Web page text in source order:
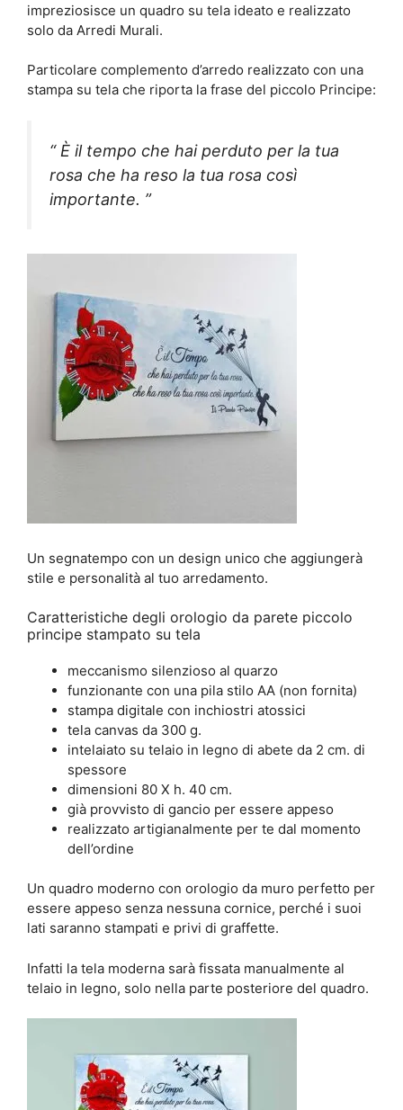
impreziosisce un quadro su tela ideato e realizzato
solo da Arredi Murali.
Particolare complemento d’arredo realizzato con una
stampa su tela che riporta la frase del piccolo Principe:
“ È il tempo che hai perduto per la tua
rosa che ha reso la tua rosa così
importante. ”
Un segnatempo con un design unico che aggiungerà
stile e personalità al tuo arredamento.
Caratteristiche degli orologio da parete piccolo
principe stampato su tela
meccanismo silenzioso al quarzo
funzionante con una pila stilo AA (non fornita)
stampa digitale con inchiostri atossici
tela canvas da 300 g.
intelaiato su telaio in legno di abete da 2 cm. di
spessore
dimensioni 80 X h. 40 cm.
già provvisto di gancio per essere appeso
realizzato artigianalmente per te dal momento
dell’ordine
Un quadro moderno con orologio da muro perfetto per
essere appeso senza nessuna cornice, perché i suoi
lati saranno stampati e privi di graffette.
Infatti la tela moderna sarà fissata manualmente al
telaio in legno, solo nella parte posteriore del quadro.